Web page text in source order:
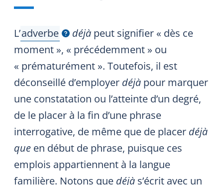
L’adverbe
Afficher l'infobulle
déjà peut signifier « dès ce
moment », « précédemment » ou
« prématurément ». Toutefois, il est
déconseillé d’employer déjà pour marquer
une constatation ou l’atteinte d’un degré,
de le placer à la fin d’une phrase
interrogative, de même que de placer déjà
que en début de phrase, puisque ces
emplois appartiennent à la langue
familière. Notons que déjà s’écrit avec un